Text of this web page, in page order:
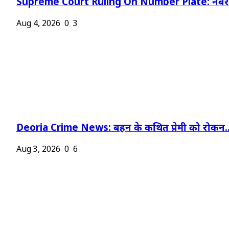
Supreme Court Ruling On Number Plate:
Aug 4, 2026 0 3
Deoria Crime News: बहन के कथित प्रेमी को
Aug 3, 2026 0 6